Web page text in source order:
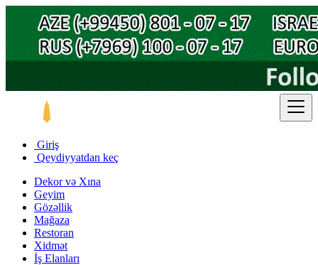
Giriş
Qeydiyyatdan keç
Dekor və Xına
Geyim
Gözəllik
Mağaza
Restoran
Xidmət
İş Elanları